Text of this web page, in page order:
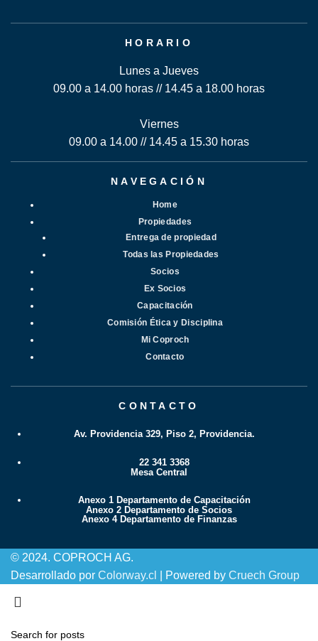
HORARIO
Lunes a Jueves
09.00 a 14.00 horas // 14.45 a 18.00 horas
Viernes
09.00 a 14.00 // 14.45 a 15.30 horas
NAVEGACIÓN
Home
Propiedades
Entrega de propiedad
Todas las Propiedades
Socios
Ex Socios
Capacitación
Comisión Ética y Disciplina
Mi Coproch
Contacto
CONTACTO
Av. Providencia 329, Piso 2, Providencia.
22 341 3368
Mesa Central
Anexo 1 Departamento de Capacitación
Anexo 2 Departamento de Socios
Anexo 4 Departamento de Finanzas
© 2024. COPROCH AG.
Desarrollado por Colorway.cl | Powered by Cruech Group